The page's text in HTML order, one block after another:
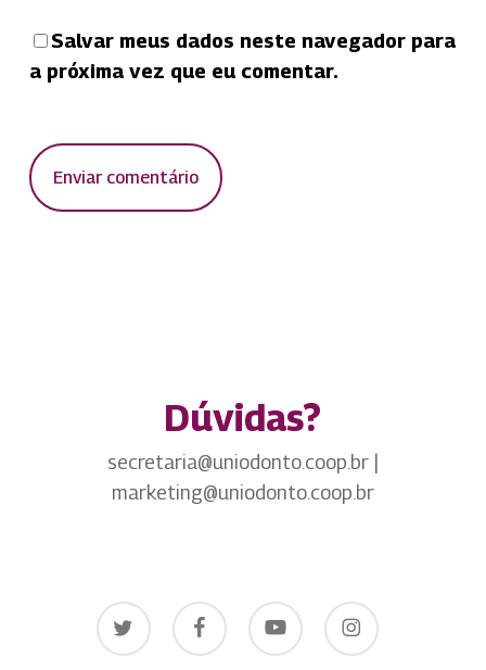
Salvar meus dados neste navegador para
a próxima vez que eu comentar.
Dúvidas?
secretaria@uniodonto.coop.br |
marketing@uniodonto.coop.br
twitter facebook youtube instagram